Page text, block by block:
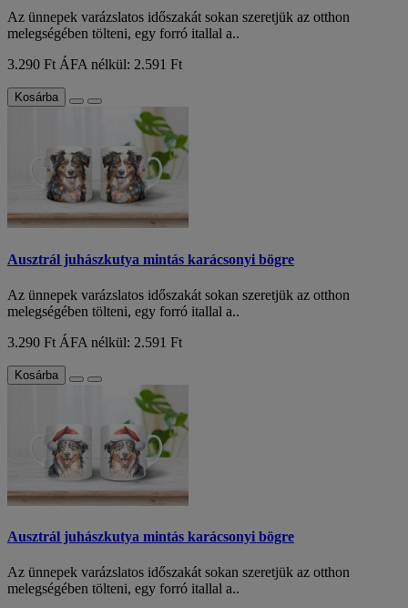
Az ünnepek varázslatos időszakát sokan szeretjük az otthon
melegségében tölteni, egy forró itallal a..
3.290 Ft ÁFA nélkül: 2.591 Ft
Kosárba
Ausztrál juhászkutya mintás karácsonyi bögre
Az ünnepek varázslatos időszakát sokan szeretjük az otthon
melegségében tölteni, egy forró itallal a..
3.290 Ft ÁFA nélkül: 2.591 Ft
Kosárba
Ausztrál juhászkutya mintás karácsonyi bögre
Az ünnepek varázslatos időszakát sokan szeretjük az otthon
melegségében tölteni, egy forró itallal a..